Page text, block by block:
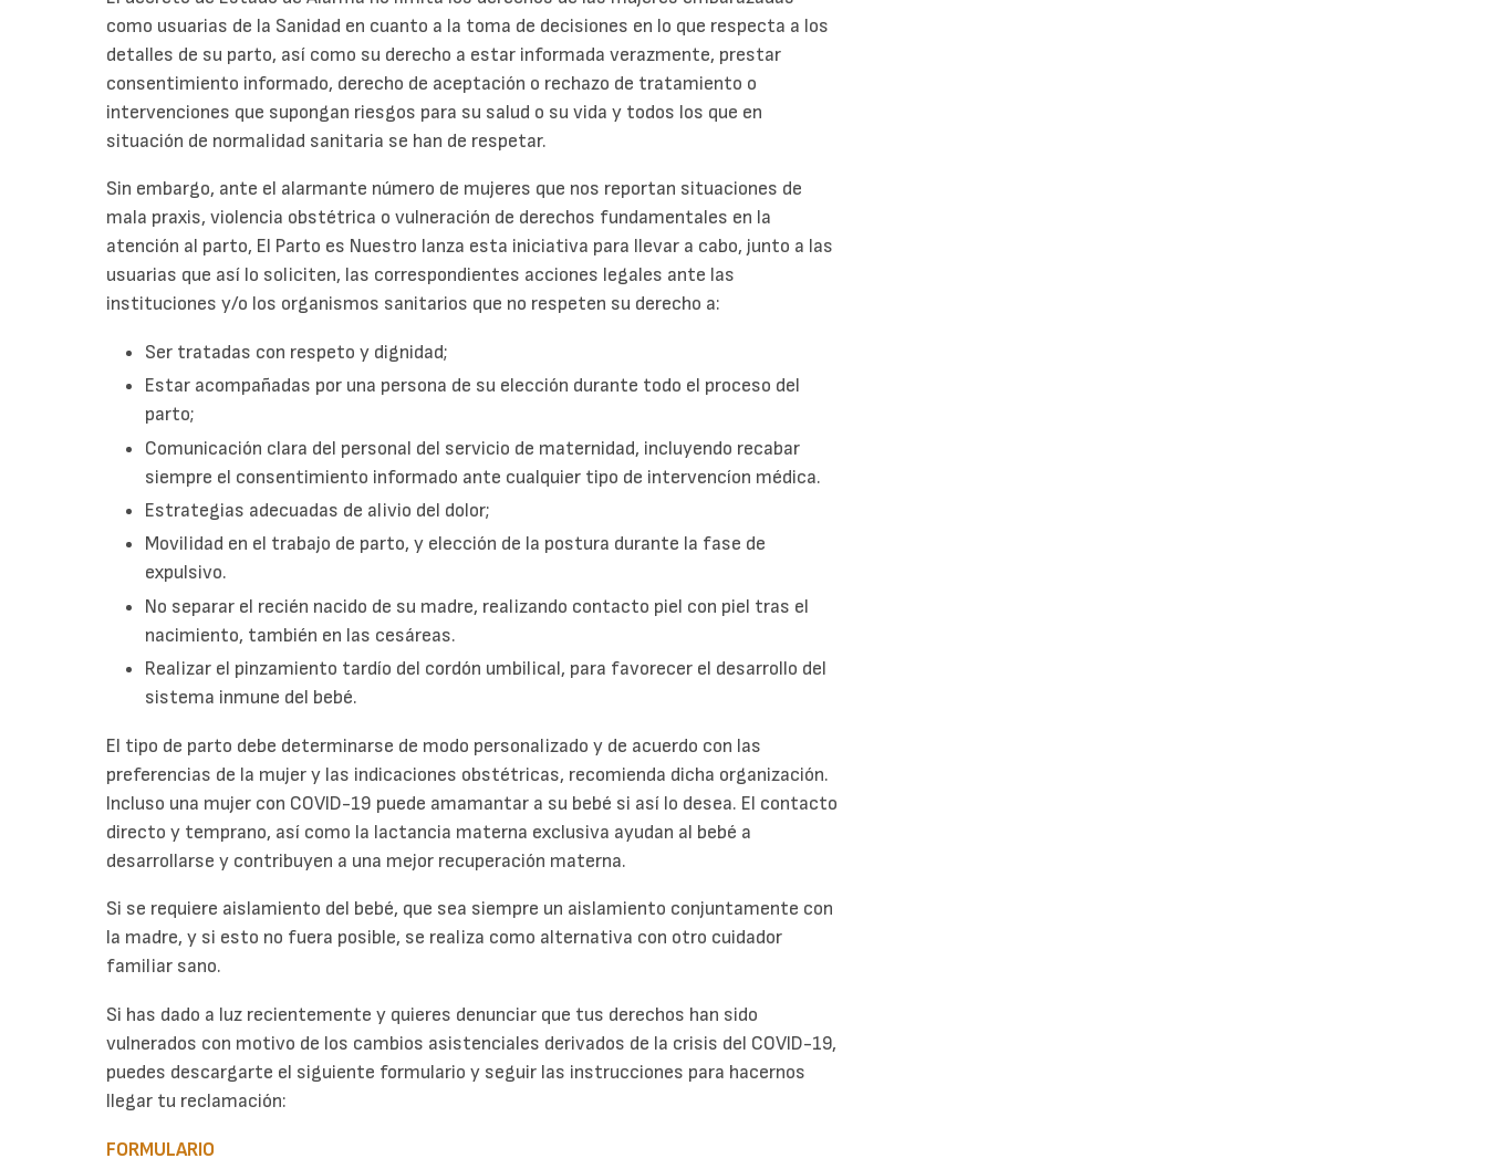
como usuarias de la Sanidad en cuanto a la toma de decisiones en lo que respecta a los
detalles de su parto, así como su derecho a estar informada verazmente, prestar
consentimiento informado, derecho de aceptación o rechazo de tratamiento o
intervenciones que supongan riesgos para su salud o su vida y todos los que en
situación de normalidad sanitaria se han de respetar.
Sin embargo, ante el alarmante número de mujeres que nos reportan situaciones de
mala praxis, violencia obstétrica o vulneración de derechos fundamentales en la
atención al parto, El Parto es Nuestro lanza esta iniciativa para llevar a cabo, junto a las
usuarias que así lo soliciten, las correspondientes acciones legales ante las
instituciones y/o los organismos sanitarios que no respeten su derecho a:
Ser tratadas con respeto y dignidad;
Estar acompañadas por una persona de su elección durante todo el proceso del
parto;
Comunicación clara del personal del servicio de maternidad, incluyendo recabar
siempre el consentimiento informado ante cualquier tipo de intervencíon médica.
Estrategias adecuadas de alivio del dolor;
Movilidad en el trabajo de parto, y elección de la postura durante la fase de
expulsivo.
No separar el recién nacido de su madre, realizando contacto piel con piel tras el
nacimiento, también en las cesáreas.
Realizar el pinzamiento tardío del cordón umbilical, para favorecer el desarrollo del
sistema inmune del bebé.
El tipo de parto debe determinarse de modo personalizado y de acuerdo con las
preferencias de la mujer y las indicaciones obstétricas, recomienda dicha organización.
Incluso una mujer con COVID-19 puede amamantar a su bebé si así lo desea. El contacto
directo y temprano, así como la lactancia materna exclusiva ayudan al bebé a
desarrollarse y contribuyen a una mejor recuperación materna.
Si se requiere aislamiento del bebé, que sea siempre un aislamiento conjuntamente con
la madre, y si esto no fuera posible, se realiza como alternativa con otro cuidador
familiar sano.
Si has dado a luz recientemente y quieres denunciar que tus derechos han sido
vulnerados con motivo de los cambios asistenciales derivados de la crisis del COVID-19,
puedes descargarte el siguiente formulario y seguir las instrucciones para hacernos
llegar tu reclamación:
FORMULARIO